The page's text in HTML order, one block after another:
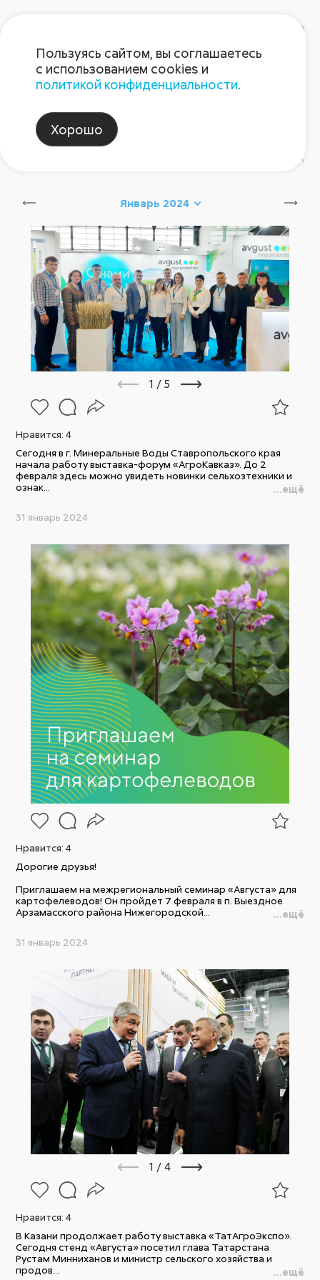
Блог Августа
Январь 2024
1 /5
Нравится:4
Сегодня в г. Минеральные Воды Ставропольского края
начала работу выставка-форум «АгроКавказ». До 2
февраля здесь можно увидеть новинки сельхозтехники и
ознак...
...ещё
31 январь 2024
Нравится:4
Дорогие друзья!
Приглашаем на межрегиональный семинар «Августа» для
картофелеводов! Он пройдет 7 февраля в п. Выездное
Арзамасского района Нижегородской...
...ещё
31 январь 2024
1 / 4
Нравится:4
В Казани продолжает работу выставка «ТатАгроЭкспо».
Сегодня стенд «Августа» посетил глава Татарстана
Рустам Минниханов и министр сельского хозяйства и
продов...
...ещё
Пользуясь сайтом, вы соглашаетесь
с использованием cookies и
политикой конфиденциальности.
Хорошо